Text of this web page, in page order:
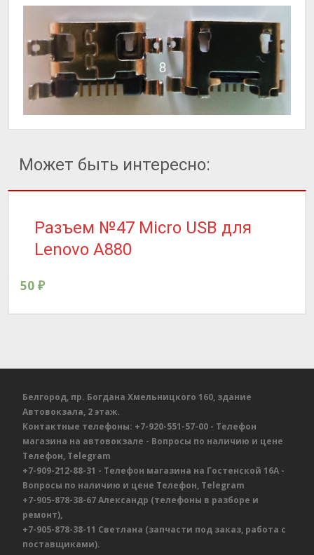
Может быть интересно:
Разъем №47 Micro USB для
Lenovo A880
50 ₽
Белгород, пр. Богдана Хмельницкого 160, здание
Автовокзала, 2 этаж.
Контактные телефоны: +7-920-551-57-00 - Телефон
магазина на автовокзале - Вопросы по наличию и цене
Телефон, Telegram
+7-909-212-88-31 - Телефон магазина на Гостенской 16А -
Вопросы по наличию и цене Телефон, Telegram
+7-905-878-38-67Александр (телефоны в разборе и
ремонт),
+7-905-878-38-11 Светлана (запчасти под заказ, работа с
поставщиками).